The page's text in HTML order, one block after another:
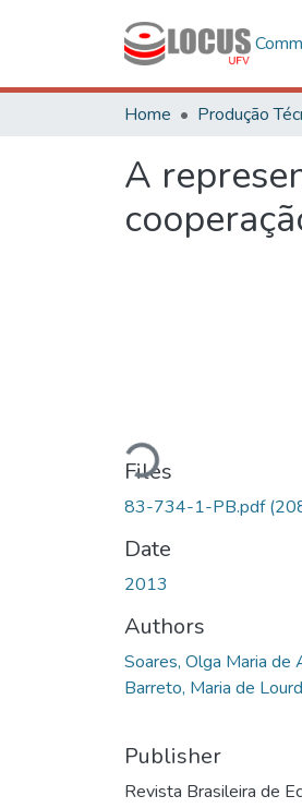
Home Produção
A
Loading...
Files
83-734-1-PB.pdf
Date
2013
Authors
Soares, Olga Maria de
Barreto, Maria de
Publisher
Revista Brasileira de